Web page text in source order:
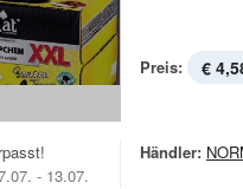
Preis: €
- 13.07.
Händler: